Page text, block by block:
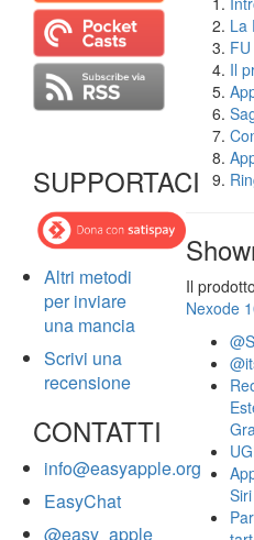
SUPPORTACI
Altri metodi
per inviare
una mancia
Scrivi una
recensione
CONTATTI
info@easyapple.org
EasyChat
@easy_apple
La
Il
Il
Nexode